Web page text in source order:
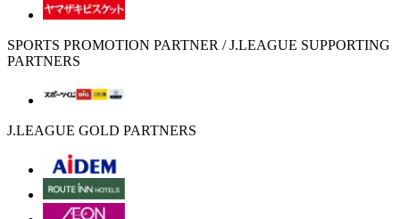
SPORTS PROMOTION PARTNER / J.LEAGUE SUPPORTING
PARTNERS
J.LEAGUE GOLD PARTNERS